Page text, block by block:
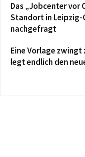
Das „Jobcenter vor
Standort in Leipzig-
nachgefragt
Eine Vorlage
legt endlich den